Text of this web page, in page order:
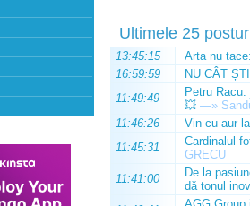
Ultimele 25
13:45:15 Arta nu
16:59:59
NU CÂT
11:49:49
Petru
💥 —»
11:46:26
Vin cu aur
11:45:31
Cardinalul
GRECU
11:41:00
De la
dă tonul